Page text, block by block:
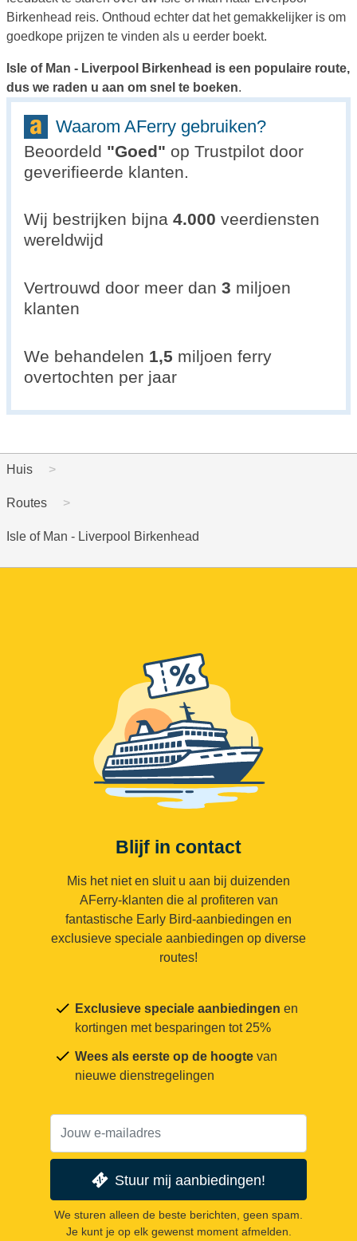
Birkenhead reis. Onthoud echter dat het gemakkelijker is om
goedkope prijzen te vinden als u eerder boekt.
Isle of Man - Liverpool Birkenhead is een populaire route,
dus we raden u aan om snel te boeken.
Waarom AFerry gebruiken?
Beoordeld "Goed" op Trustpilot door
geverifieerde klanten.
Wij bestrijken bijna 4.000 veerdiensten
wereldwijd
Vertrouwd door meer dan 3 miljoen
klanten
We behandelen 1,5 miljoen ferry
overtochten per jaar
Huis
Routes
Isle of Man - Liverpool Birkenhead
Blijf in contact
Mis het niet en sluit u aan bij duizenden
AFerry-klanten die al profiteren van
fantastische Early Bird-aanbiedingen en
exclusieve speciale aanbiedingen op diverse
routes!
Exclusieve speciale aanbiedingen en
kortingen met besparingen tot 25%
Wees als eerste op de hoogte van
nieuwe dienstregelingen
Stuur mij aanbiedingen!
We sturen alleen de beste berichten, geen spam.
Je kunt je op elk gewenst moment afmelden.